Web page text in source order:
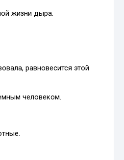
жизни дыра.
равновесится этой
человеком.